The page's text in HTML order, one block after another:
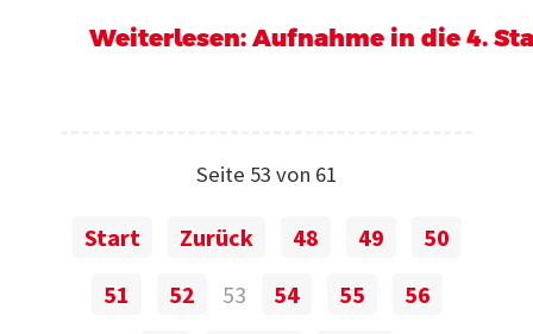
Weiterlesen: Aufnahme in die 4.
Seite 53 von 61
Start Zurück 48 49
50
51
52 53 54 55
56